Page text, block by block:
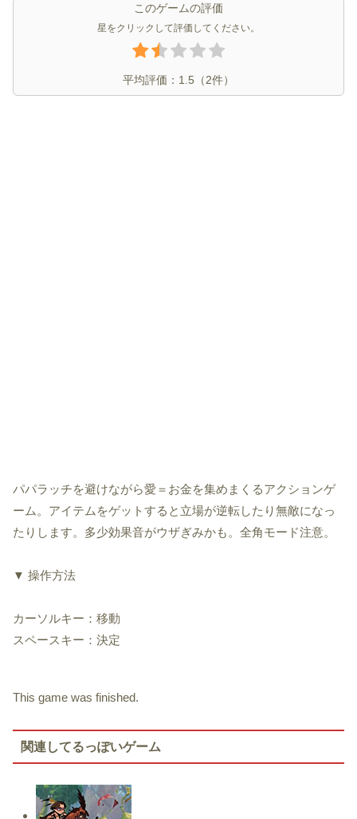
このゲームの評価
星をクリックして評価してください。
平均評価： 1.5 （2件）
パパラッチを避けながら愛＝お金を集めまくるアクションゲ
ーム。アイテムをゲットすると立場が逆転したり無敵になっ
たりします。多少効果音がウザぎみかも。全角モード注意。
▼ 操作方法
カーソルキー：移動
スペースキー：決定
This game was finished.
関連してるっぽいゲーム